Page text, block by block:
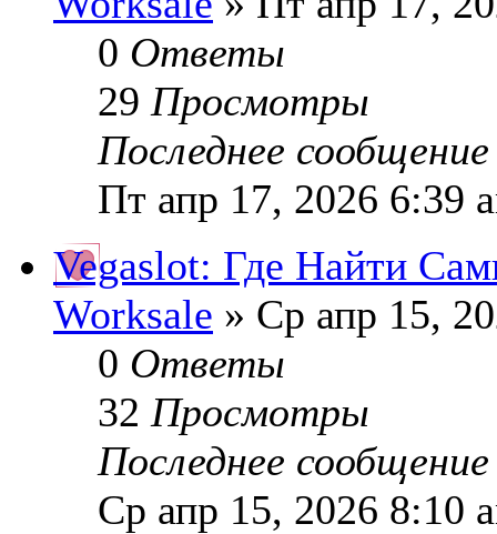
0 Ответы
29 Просмотры
Последнее
Пт апр 17, 2026 6:39
Vegaslot: Где Найти
Worksale » Ср апр 15,
0 Ответы
32 Просмотры
Последнее
Ср апр 15, 2026 8:10